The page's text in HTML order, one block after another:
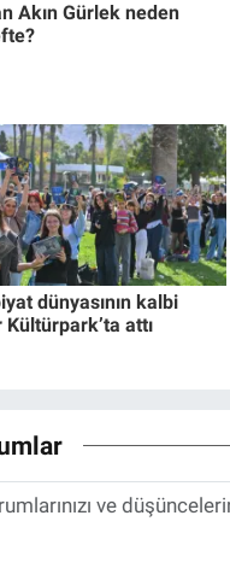
Akın Gürlek neden
dünyasının kalbi
Kültürpark’ta attı